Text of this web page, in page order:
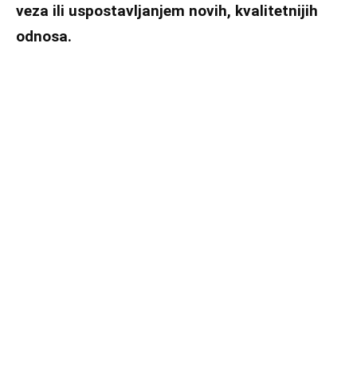
veza ili uspostavljanjem novih, kvalitetnijih
odnosa.